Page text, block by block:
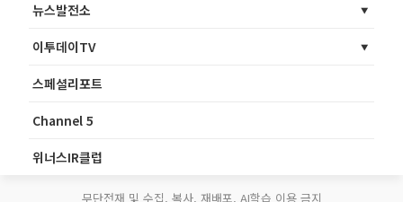
뉴스발전소
이투데이TV
스페셜리포트
Channel 5
위너스IR클럽
무단전재 및 수집, 복사, 재배포, AI학습 이용 금지